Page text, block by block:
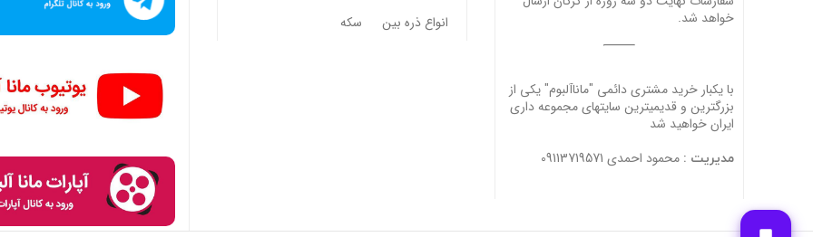
خواهد شد.
با یکبار خرید مشتری دائمی "ماناآلبوم" یکی از
بزرگترین و قدیمیترین سایتهای مجموعه داری
ایران خواهید شد
مدیریت : محمود احمدی 09113719571
انواع ذره بین
سکه